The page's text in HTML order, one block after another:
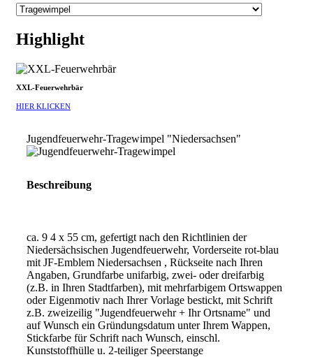
Highlight
XXL-Feuerwehrbär
HIER KLICKEN
Jugendfeuerwehr-Tragewimpel "Niedersachsen"
Beschreibung
ca. 9 4 x 55 cm, gefertigt nach den Richtlinien der
Niedersächsischen Jugendfeuerwehr, Vorderseite rot-blau
mit JF-Emblem Niedersachsen , Rückseite nach Ihren
Angaben, Grundfarbe unifarbig, zwei- oder dreifarbig
(z.B. in Ihren Stadtfarben), mit mehrfarbigem Ortswappen
oder Eigenmotiv nach Ihrer Vorlage bestickt, mit Schrift
z.B. zweizeilig "Jugendfeuerwehr + Ihr Ortsname" und
auf Wunsch ein Gründungsdatum unter Ihrem Wappen,
Stickfarbe für Schrift nach Wunsch, einschl.
Kunststoffhülle u. 2-teiliger Speerstange